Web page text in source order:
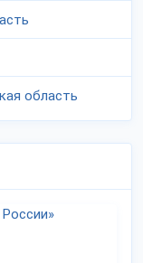
область